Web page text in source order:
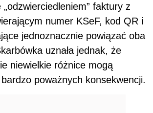
„odzwierciedleniem” faktury z
numer KSeF, kod QR i
jednoznacznie powiązać oba
uznała jednak, że
niewielkie różnice mogą
poważnych konsekwencji.